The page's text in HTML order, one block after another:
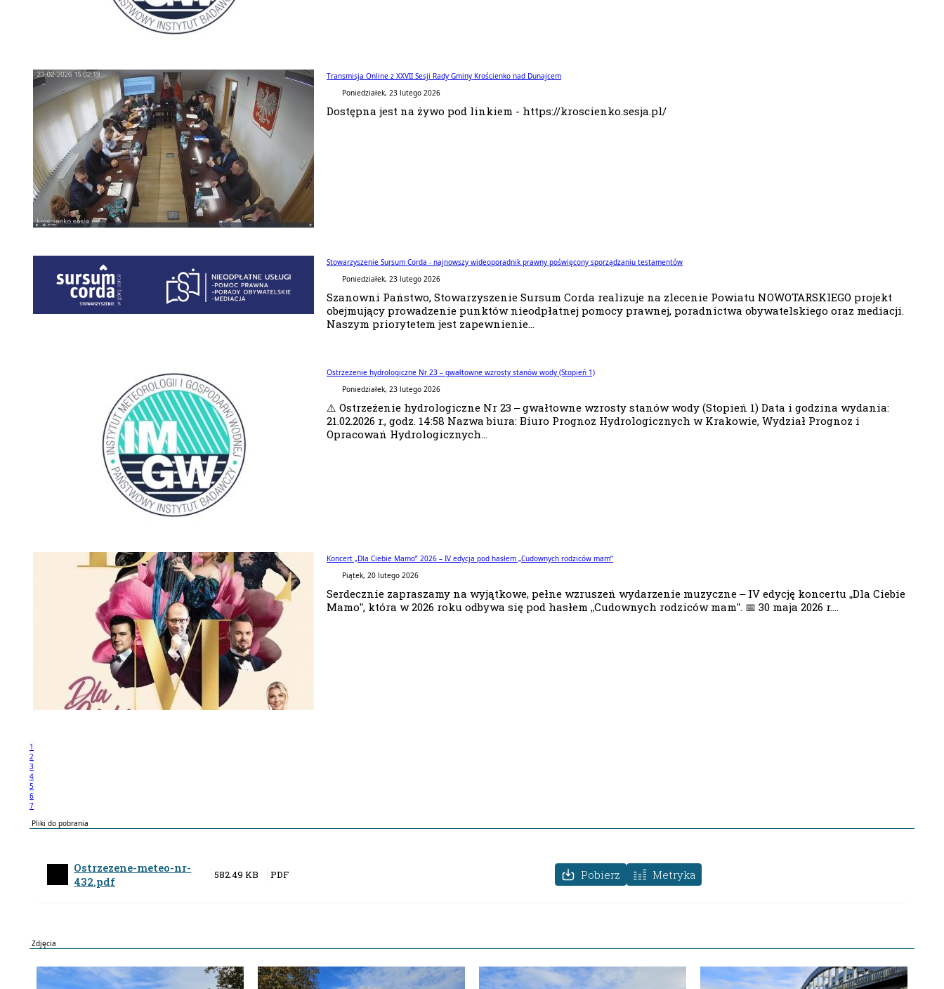
Transmisja Online z XXVII Sesji Rady Gminy Krościenko nad Dunajcem
Poniedziałek, 23 lutego 2026
Dostępna jest na żywo pod linkiem - https://kroscienko.sesja.pl/
Stowarzyszenie Sursum Corda - najnowszy wideoporadnik prawny poświęcony sporządzaniu testamentów
Poniedziałek, 23 lutego 2026
Szanowni Państwo, Stowarzyszenie Sursum Corda realizuje na zlecenie Powiatu NOWOTARSKIEGO projekt
obejmujący prowadzenie punktów nieodpłatnej pomocy prawnej, poradnictwa obywatelskiego oraz mediacji.
Naszym priorytetem jest zapewnienie...
Ostrzeżenie hydrologiczne Nr 23 – gwałtowne wzrosty stanów wody (Stopień 1)
Poniedziałek, 23 lutego 2026
⚠️ Ostrzeżenie hydrologiczne Nr 23 – gwałtowne wzrosty stanów wody (Stopień 1) Data i godzina wydania:
21.02.2026 r., godz. 14:58 Nazwa biura: Biuro Prognoz Hydrologicznych w Krakowie, Wydział Prognoz i
Opracowań Hydrologicznych...
Koncert „Dla Ciebie Mamo” 2026 – IV edycja pod hasłem „Cudownych rodziców mam”
Piątek, 20 lutego 2026
Serdecznie zapraszamy na wyjątkowe, pełne wzruszeń wydarzenie muzyczne – IV edycję koncertu „Dla Ciebie
Mamo”, która w 2026 roku odbywa się pod hasłem „Cudownych rodziców mam”. 📅 30 maja 2026 r....
1
2
3
4
5
6
7
Pliki do pobrania
Ostrzezene-meteo-nr-
432.pdf
582.49 KB Pobierz Metryka
Zdjęcia